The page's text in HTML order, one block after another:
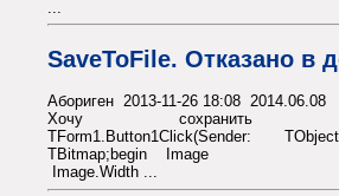
SaveToFile. Отказано в
Абориген 2013-11-26 18:08 2014.06.08
Хочу сохранить
TForm1.Button1Click(Sender:
TBitmap;begin Image :=
Image.Width ...